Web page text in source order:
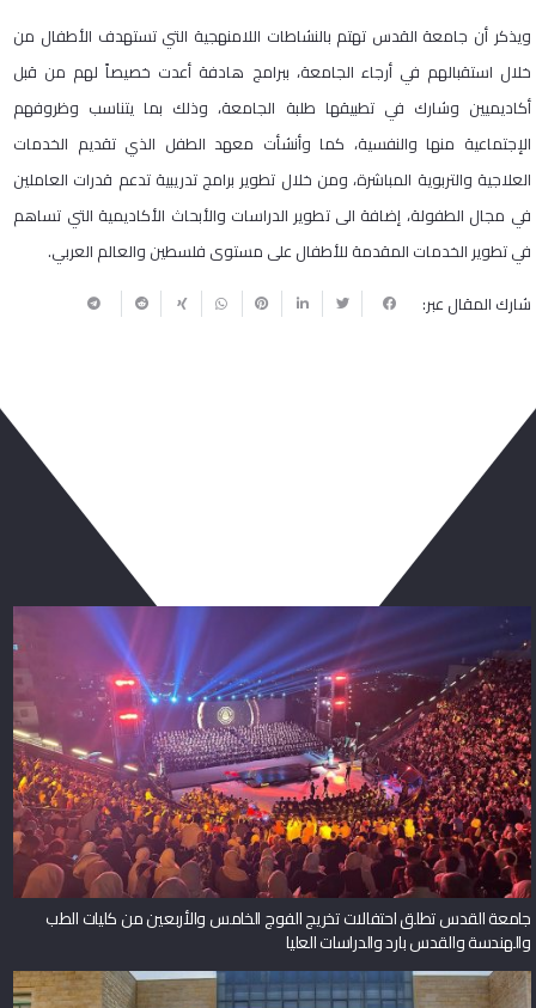
ويذكر أن جامعة القدس تهتم بالنشاطات اللامنهجية التي تستهدف الأطفال من
خلال استقبالهم في أرجاء الجامعة، ببرامج هادفة أعدت خصيصاً لهم من قبل
أكاديميين وشارك في تطبيقها طلبة الجامعة، وذلك بما يتناسب وظروفهم
الإجتماعية منها والنفسية، كما وأنشأت معهد الطفل الذي تقديم الخدمات
العلاجية والتربوية المباشرة، ومن خلال تطوير برامج تدريبية تدعم قدرات العاملين
في مجال الطفولة، إضافة الى تطوير الدراسات والأبحاث الأكاديمية التي تساهم
في تطوير الخدمات المقدمة للأطفال على مستوى فلسطين والعالم العربي.
شارك المقال عبر:
جامعة القدس تطلق احتفالات تخريج الفوج الخامس والأربعين من كليات الطب
والهندسة والقدس بارد والدراسات العليا